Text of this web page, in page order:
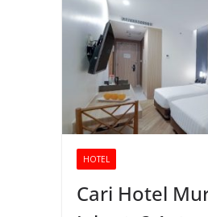
HOTEL
Cari Hotel